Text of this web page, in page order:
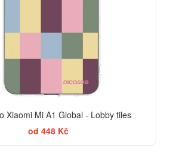
Xiaomi Mi A1 Global - Lobby tiles
od 448 Kč